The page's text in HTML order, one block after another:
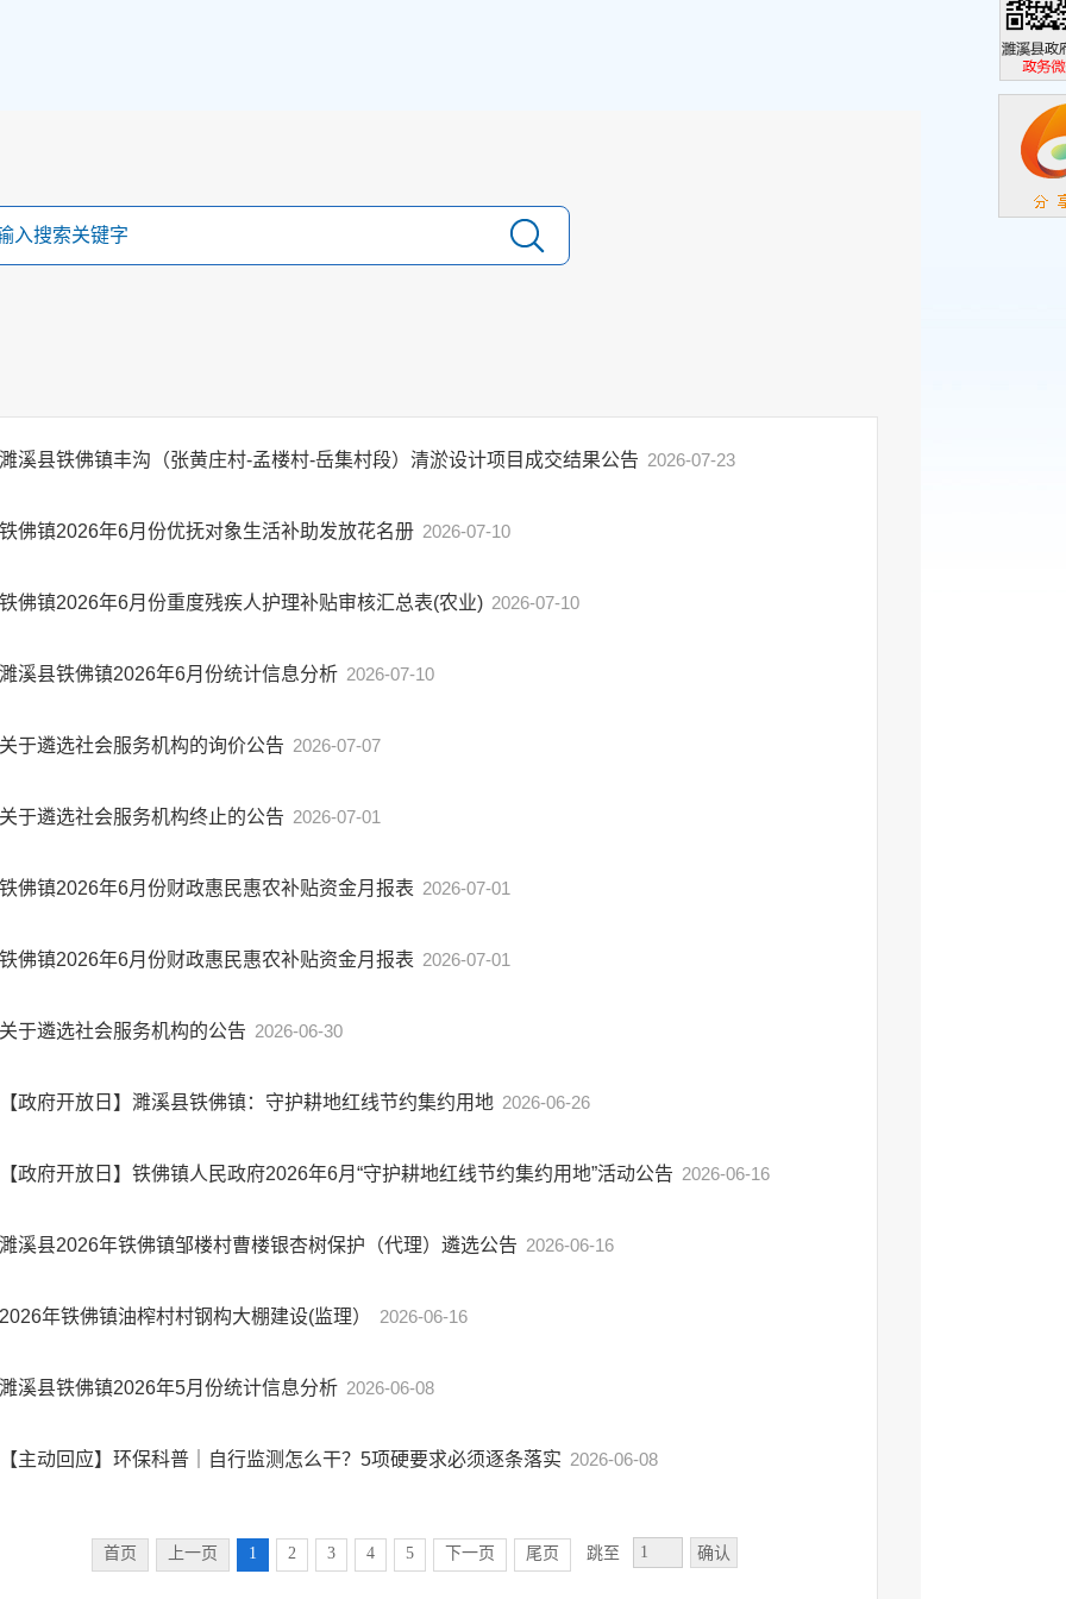
濉溪县铁佛镇丰沟（张黄庄村-孟楼村-岳集村段）清淤设计项目成交结果公告 2026-07-23
铁佛镇2026年6月份优抚对象生活补助发放花名册 2026-07-10
铁佛镇2026年6月份重度残疾人护理补贴审核汇总表(农业) 2026-07-10
濉溪县铁佛镇2026年6月份统计信息分析 2026-07-10
关于遴选社会服务机构的询价公告 2026-07-07
关于遴选社会服务机构终止的公告 2026-07-01
铁佛镇2026年6月份财政惠民惠农补贴资金月报表 2026-07-01
铁佛镇2026年6月份财政惠民惠农补贴资金月报表 2026-07-01
关于遴选社会服务机构的公告 2026-06-30
【政府开放日】濉溪县铁佛镇：守护耕地红线节约集约用地 2026-06-26
【政府开放日】铁佛镇人民政府2026年6月“守护耕地红线节约集约用地”活动公告 2026-06-16
濉溪县2026年铁佛镇邹楼村曹楼银杏树保护（代理）遴选公告 2026-06-16
2026年铁佛镇油榨村村钢构大棚建设(监理） 2026-06-16
濉溪县铁佛镇2026年5月份统计信息分析 2026-06-08
【主动回应】环保科普｜自行监测怎么干？5项硬要求必须逐条落实 2026-06-08
首页 上一页 1 2 3 4 5 下一页 尾页 跳至 确认
濉溪县政
政务微信